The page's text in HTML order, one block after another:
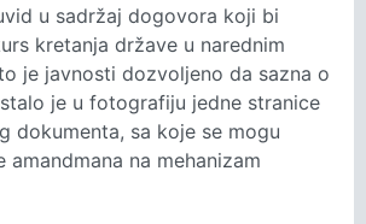
u sadržaj dogovora koji bi
kretanja države u narednim
je javnosti dozvoljeno da sazna o
je u fotografiju jedne stranice
dokumenta, sa koje se mogu
na mehanizam